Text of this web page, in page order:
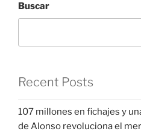
Buscar
Recent Posts
107 millones en fichajes y
de Alonso revoluciona el